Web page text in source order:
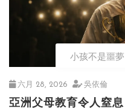
小孩不是噩夢
六月 28, 2026 吳依倫
亞洲父母教育令人窒